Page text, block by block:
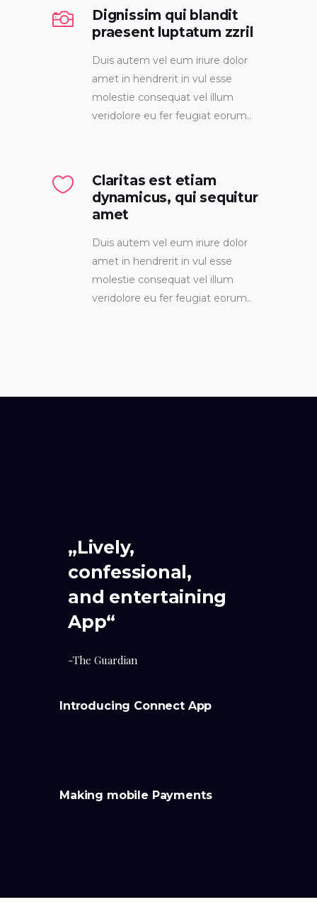
Dignissim qui blandit
praesent luptatum zzril
Duis autem vel eum iriure dolor
amet in hendrerit in vul esse
molestie consequat vel illum
veridolore eu fer feugiat eorum..
Claritas est etiam
dynamicus, qui sequitur
amet
Duis autem vel eum iriure dolor
amet in hendrerit in vul esse
molestie consequat vel illum
veridolore eu fer feugiat eorum..
„Lively,
confessional,
and entertaining
App“
-The Guardian
Introducing Connect App
Making mobile Payments